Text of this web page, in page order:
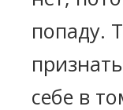
попаду.
себе в